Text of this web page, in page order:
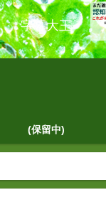
字幕大王
(保留中)